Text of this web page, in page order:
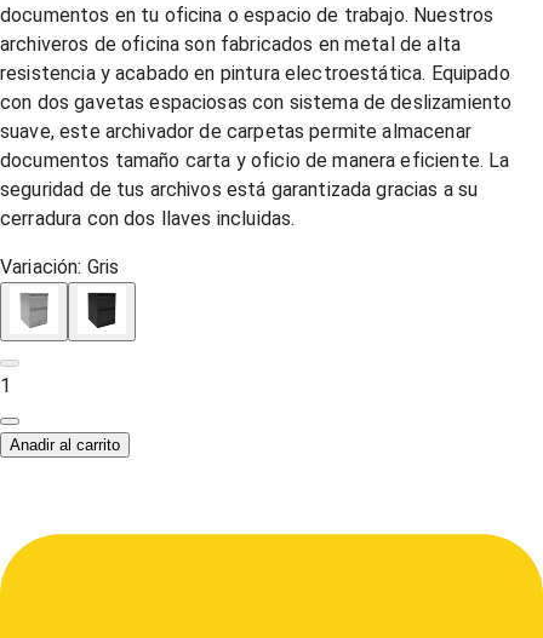
documentos en tu oficina o espacio de trabajo. Nuestros
archiveros de oficina son fabricados en metal de alta
resistencia y acabado en pintura electroestática. Equipado
con dos gavetas espaciosas con sistema de deslizamiento
suave, este archivador de carpetas permite almacenar
documentos tamaño carta y oficio de manera eficiente. La
seguridad de tus archivos está garantizada gracias a su
cerradura con dos llaves incluidas.
Variación: Gris
1
Anadir al carrito